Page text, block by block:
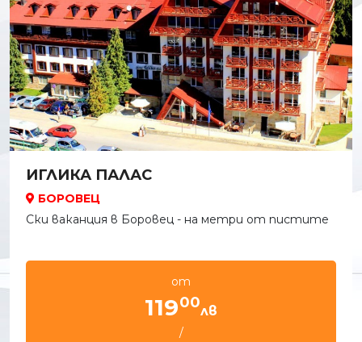
ИГЛИКА ПАЛАС
БОРОВЕЦ
Ски ваканция в Боровец - на метри от пистите
от
11900лв
/